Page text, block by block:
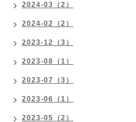
2024-03（2）
2024-02（2）
2023-12（3）
2023-08（1）
2023-07（3）
2023-06（1）
2023-05（2）